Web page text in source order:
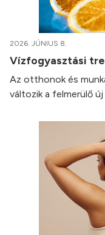
2026. JÚNIUS 8.
Vízfogyasztási
Az otthonok és
változik a felmerülő új